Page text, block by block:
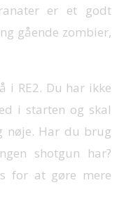
er et godt
gående zombier,
i RE2. Du har ikke
i starten og skal
nøje. Har du brug
shotgun har?
for at gøre mere